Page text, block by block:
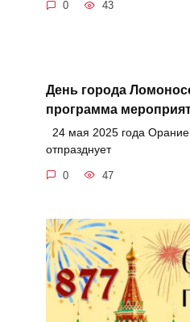
0 43
День города
программа
24 мая 2025 года
отпразднует
0 47